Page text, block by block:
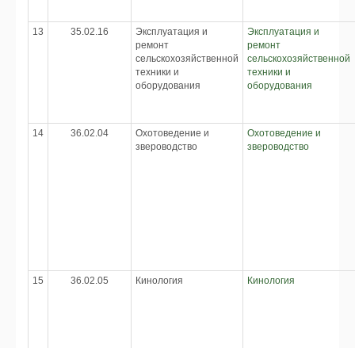
13 35.02.16
Эксплуатация и
ремонт
сельскохозяйственной
техники и
оборудования
Эксплуатация и
ремонт
сельскохозяйственной
техники и
оборудования
14 36.02.04
Охотоведение и
звероводство
Охотоведение и
звероводство
15 36.02.05 Кинология Кинология